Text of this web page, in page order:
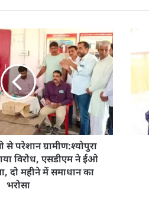
से परेशान ग्रामीण:श्योपुरा
विरोध, एसडीएम ने ईओ
दो महीने में समाधान का
भरोसा